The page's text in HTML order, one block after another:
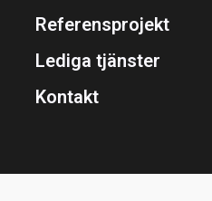
Referensprojekt
Lediga tjänster
Kontakt